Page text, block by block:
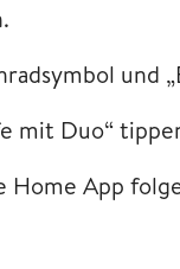
und
mit Duo“
Home App